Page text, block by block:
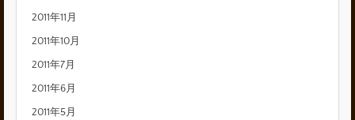
2011年11月
2011年10月
2011年7月
2011年6月
2011年5月